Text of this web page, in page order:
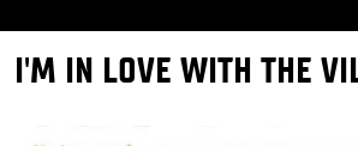
I'M IN LOVE WITH THE